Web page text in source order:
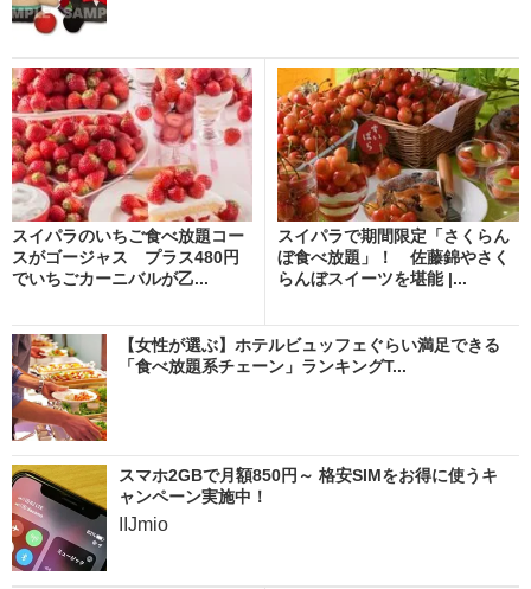
スイパラのいちご食べ放題コー
スがゴージャス プラス480円
でいちごカーニバルが乙...
スイパラで期間限定「さくらん
ぼ食べ放題」！ 佐藤錦やさく
らんぼスイーツを堪能 |...
【女性が選ぶ】ホテルビュッフェぐらい満足できる
「食べ放題系チェーン」ランキングT...
スマホ2GBで月額850円～ 格安SIMをお得に使うキ
ャンペーン実施中！
IIJmio